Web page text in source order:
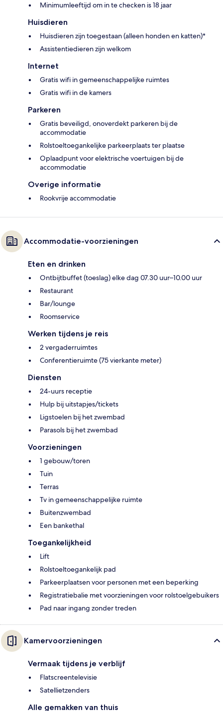
Minimumleeftijd om in te checken is 18 jaar
Huisdieren
Huisdieren zijn toegestaan (alleen honden en katten)*
Assistentiedieren zijn welkom
Internet
Gratis wifi in gemeenschappelijke ruimtes
Gratis wifi in de kamers
Parkeren
Gratis beveiligd, onoverdekt parkeren bij de
accommodatie
Rolstoeltoegankelijke parkeerplaats ter plaatse
Oplaadpunt voor elektrische voertuigen bij de
accommodatie
Overige informatie
Rookvrije accommodatie
Accommodatie-voorzieningen
Eten en drinken
Ontbijtbuffet (toeslag) elke dag 07.30 uur–10.00 uur
Restaurant
Bar/lounge
Roomservice
Werken tijdens je reis
2 vergaderruimtes
Conferentieruimte (75 vierkante meter)
Diensten
24-uurs receptie
Hulp bij uitstapjes/tickets
Ligstoelen bij het zwembad
Parasols bij het zwembad
Voorzieningen
1 gebouw/toren
Tuin
Terras
Tv in gemeenschappelijke ruimte
Buitenzwembad
Een bankethal
Toegankelijkheid
Lift
Rolstoeltoegankelijk pad
Parkeerplaatsen voor personen met een beperking
Registratiebalie met voorzieningen voor rolstoelgebuikers
Pad naar ingang zonder treden
Kamervoorzieningen
Vermaak tijdens je verblijf
Flatscreentelevisie
Satellietzenders
Alle gemakken van thuis